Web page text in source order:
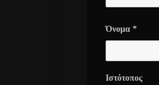
Όνομα *
Ιστότοπος